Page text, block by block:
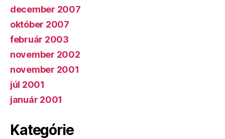
december 2007
október 2007
február 2003
november 2002
november 2001
júl 2001
január 2001
Kategórie